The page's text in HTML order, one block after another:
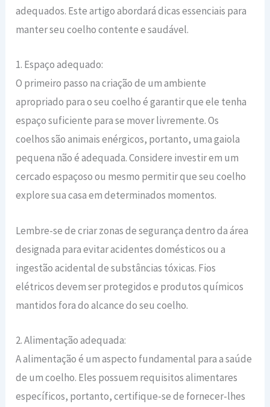
adequados. Este artigo abordará dicas essenciais para
manter seu coelho contente e saudável.
1. Espaço adequado:
O primeiro passo na criação de um ambiente
apropriado para o seu coelho é garantir que ele tenha
espaço suficiente para se mover livremente. Os
coelhos são animais enérgicos, portanto, uma gaiola
pequena não é adequada. Considere investir em um
cercado espaçoso ou mesmo permitir que seu coelho
explore sua casa em determinados momentos.
Lembre-se de criar zonas de segurança dentro da área
designada para evitar acidentes domésticos ou a
ingestão acidental de substâncias tóxicas. Fios
elétricos devem ser protegidos e produtos químicos
mantidos fora do alcance do seu coelho.
2. Alimentação adequada:
A alimentação é um aspecto fundamental para a saúde
de um coelho. Eles possuem requisitos alimentares
específicos, portanto, certifique-se de fornecer-lhes